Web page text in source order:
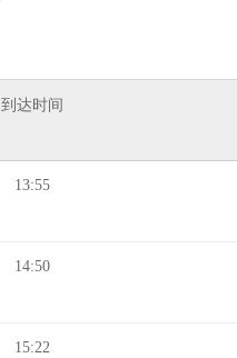
到达时间
13:55
14:50
15:22